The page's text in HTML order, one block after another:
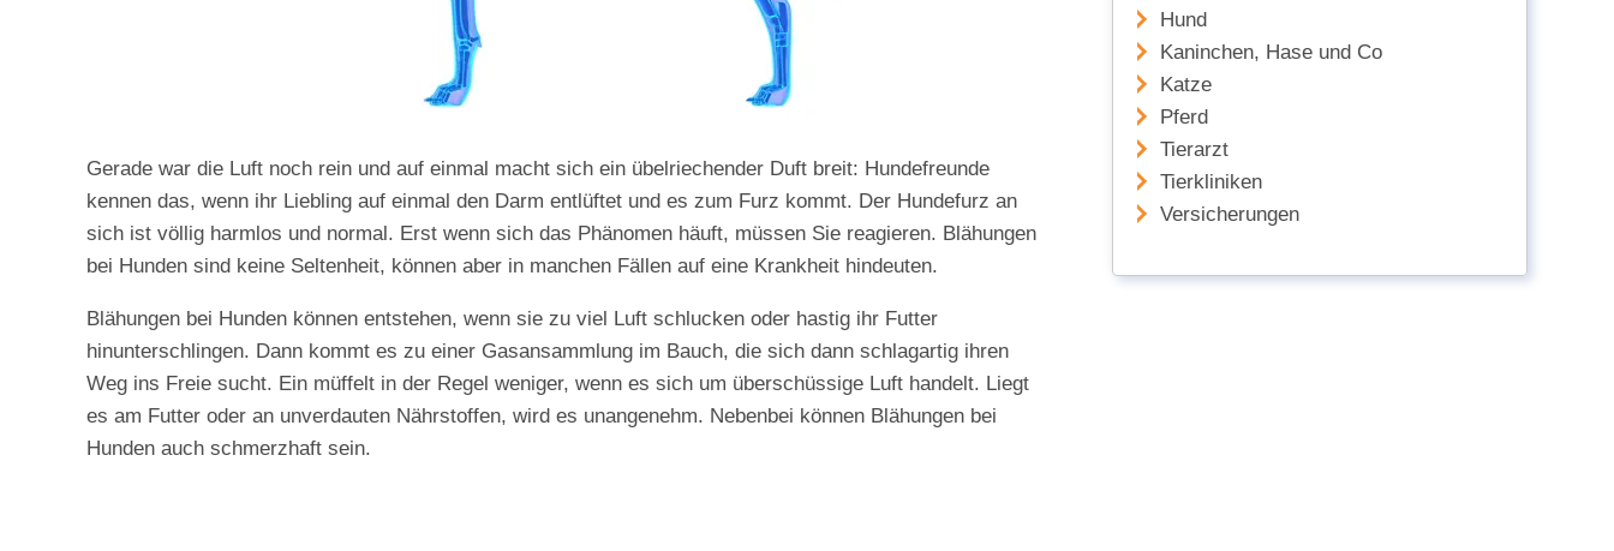
Gerade war die Luft noch rein und auf einmal macht sich ein übelriechender Duft breit: Hundefreunde
kennen das, wenn ihr Liebling auf einmal den Darm entlüftet und es zum Furz kommt. Der Hundefurz an
sich ist völlig harmlos und normal. Erst wenn sich das Phänomen häuft, müssen Sie reagieren. Blähungen
bei Hunden sind keine Seltenheit, können aber in manchen Fällen auf eine Krankheit hindeuten.
Blähungen bei Hunden können entstehen, wenn sie zu viel Luft schlucken oder hastig ihr Futter
hinunterschlingen. Dann kommt es zu einer Gasansammlung im Bauch, die sich dann schlagartig ihren
Weg ins Freie sucht. Ein müffelt in der Regel weniger, wenn es sich um überschüssige Luft handelt. Liegt
es am Futter oder an unverdauten Nährstoffen, wird es unangenehm. Nebenbei können Blähungen bei
Hunden auch schmerzhaft sein.
Hund
Kaninchen, Hase und Co
Katze
Pferd
Tierarzt
Tierkliniken
Versicherungen